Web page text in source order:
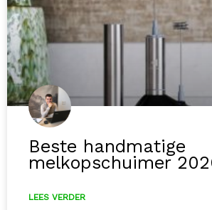
Beste handmatige
melkopschuimer
LEES VERDER